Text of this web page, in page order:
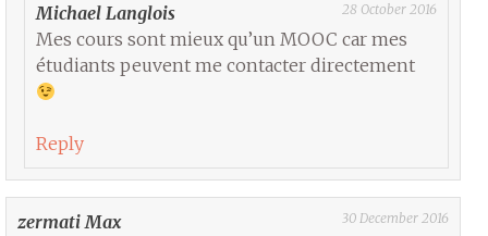
Michael Langlois 28 October 2016
Mes cours sont mieux qu’un MOOC car mes
étudiants peuvent me contacter directement
Reply
zermati Max 30 December 2016